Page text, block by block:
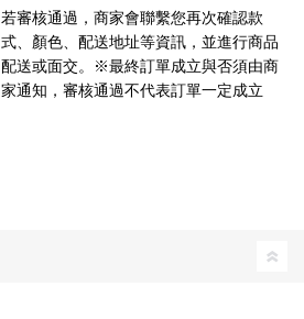
若審核通過，商家會聯繫您再次確認款
式、顏色、配送地址等資訊，並進行商品
配送或面交。※最終訂單成立與否須由商
家通知，審核通過不代表訂單一定成立